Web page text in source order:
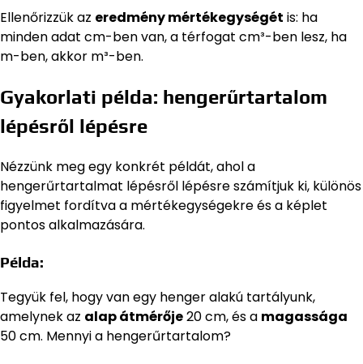
Ellenőrizzük az eredmény mértékegységét is: ha
minden adat cm-ben van, a térfogat cm³-ben lesz, ha
m-ben, akkor m³-ben.
Gyakorlati példa: hengerűrtartalom
lépésről lépésre
Nézzünk meg egy konkrét példát, ahol a
hengerűrtartalmat lépésről lépésre számítjuk ki, különös
figyelmet fordítva a mértékegységekre és a képlet
pontos alkalmazására.
Példa:
Tegyük fel, hogy van egy henger alakú tartályunk,
amelynek az alap átmérője20 cm, és a magassága
50 cm. Mennyi a hengerűrtartalom?